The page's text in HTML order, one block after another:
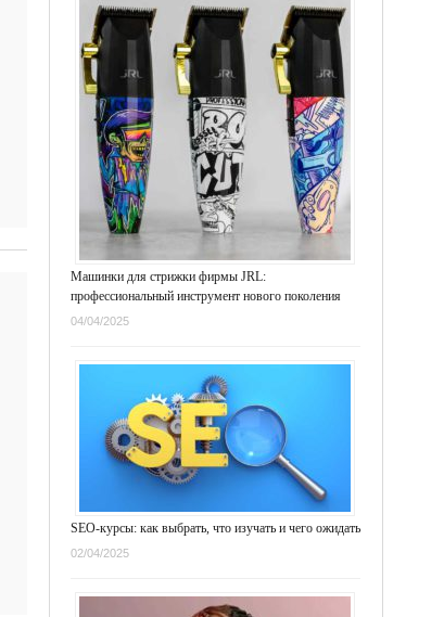
Машинки для стрижки фирмы JRL:
профессиональный инструмент нового поколения
04/04/2025
SEO-курсы: как выбрать, что изучать и чего ожидать
02/04/2025